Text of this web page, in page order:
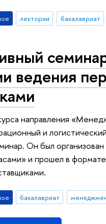
лектории бакалавриат
ведения
направления
и
Он был
и прошел в
бакалавриат